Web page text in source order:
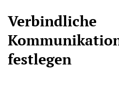
Verbindliche
festlegen